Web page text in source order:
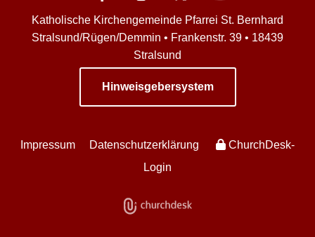
Katholische Kirchengemeinde Pfarrei St. Bernhard
Stralsund/Rügen/Demmin • Frankenstr. 39 • 18439
Stralsund
Hinweisgebersystem
Impressum Datenschutzerklärung
ChurchDesk-
Login